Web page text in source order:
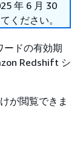
年 6 月 30
ください。
ードの有効期
Redshift シ
が閲覧できま